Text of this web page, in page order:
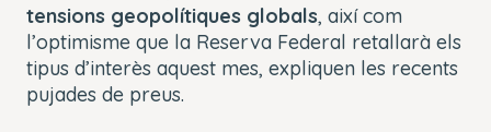
tensions geopolítiques globals, així com
l’optimisme que la Reserva Federal retallarà els
tipus d’interès aquest mes, expliquen les recents
pujades de preus.